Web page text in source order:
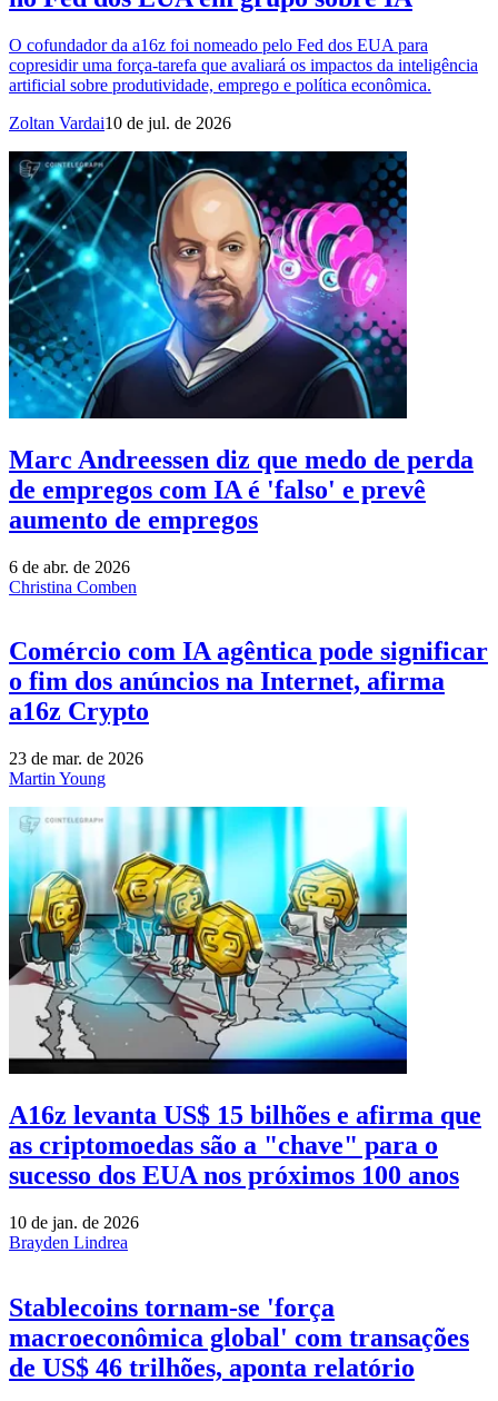
O cofundador da a16z foi nomeado pelo Fed dos EUA para
copresidir uma força-tarefa que avaliará os impactos da inteligência
artificial sobre produtividade, emprego e política econômica.
Zoltan Vardai10 de jul. de 2026
Marc Andreessen diz que medo de perda
de empregos com IA é 'falso' e prevê
aumento de empregos
6 de abr. de 2026
Christina Comben
Comércio com IA agêntica pode significar
o fim dos anúncios na Internet, afirma
a16z Crypto
23 de mar. de 2026
Martin Young
A16z levanta US$ 15 bilhões e afirma que
as criptomoedas são a "chave" para o
sucesso dos EUA nos próximos 100 anos
10 de jan. de 2026
Brayden Lindrea
Stablecoins tornam-se 'força
macroeconômica global' com transações
de US$ 46 trilhões, aponta relatório